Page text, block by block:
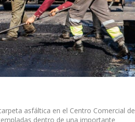
asfáltica en el Centro Comercial de
dentro de una importante